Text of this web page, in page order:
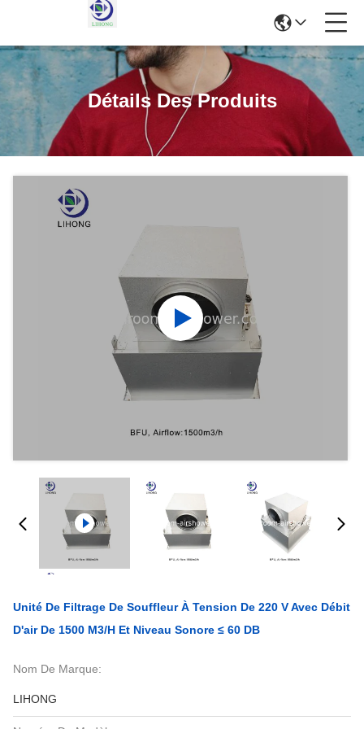
Détails Des Produits
Unité De Filtrage De Souffleur À Tension De 220 V Avec Débit
D'air De 1500 M3/h Et Niveau Sonore ≤ 60 DB
Nom De Marque:
LIHONG